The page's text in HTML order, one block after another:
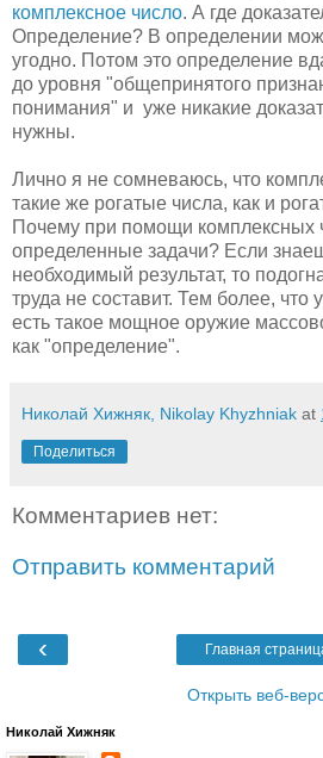
комплексное число. А где
Определение? В определении
угодно. Потом это определение
до уровня "общепринятого
понимания" и уже никакие
нужны.
Лично я не сомневаюсь, что
такие же рогатые числа, как и
Почему при помощи комплексных
определенные задачи? Если
необходимый результат, то
труда не составит. Тем более, что
есть такое мощное оружие
как "определение".
Николай Хижняк, Nikolay Khyzhniak at
Поделиться
Комментариев нет:
Отправить комментарий
‹ Главная
Открыть веб-
Николай Хижняк